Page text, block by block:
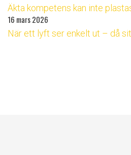
Äkta kompetens kan inte
16 mars 2026
När ett lyft ser enkelt ut – då